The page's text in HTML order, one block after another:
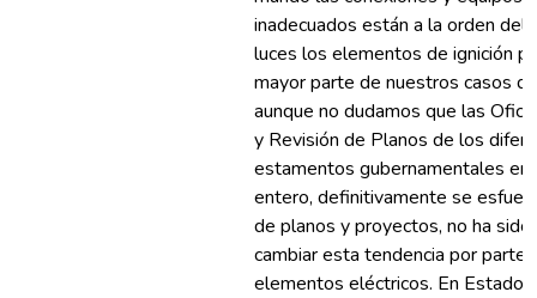
inadecuados están a la orden del
luces los elementos de ignición
mayor parte de nuestros casos
aunque no dudamos que las
y Revisión de Planos de los
estamentos gubernamentales en
entero, definitivamente se
de planos y proyectos, no ha
cambiar esta tendencia por parte
elementos eléctricos. En